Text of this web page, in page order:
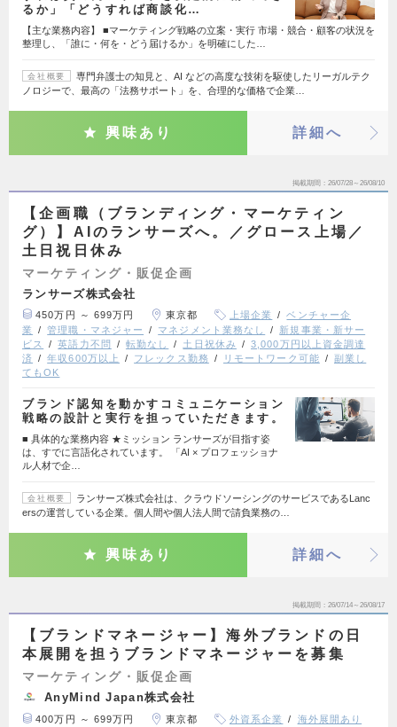
るか」「どうすれば商談化…
【主な業務内容】 ■マーケティング戦略の立案・実行 市場・競合・顧客の状況を
整理し、「誰に・何を・どう届けるか」を明確にした…
会社概要
専門弁護士の知見と、AI などの高度な技術を駆使したリーガルテク
ノロジーで、最高の「法務サポート」を、合理的な価格で企業…
興味あり 詳細へ
掲載期間 26/07/28～26/08/10
【企画職（ブランディング・マーケティン
グ）】AIのランサーズへ。／グロース上場／
土日祝日休み
マーケティング・販促企画
ランサーズ株式会社
450万円 ～ 699万円 東京都 上場企業
ベンチャー企
業
管理職・マネジャー マネジメント業務なし
新規事業・新サー
ビス
英語力不問 転勤なし 土日祝休み
3,000万円以上資金調達
済
年収600万以上 フレックス勤務 リモートワーク可能
副業し
てもOK
ブランド認知を動かすコミュニケーション
戦略の設計と実行を担っていただきます。
■ 具体的な業務内容 ★ミッション ランサーズが目指す姿
は、すでに言語化されています。 「AI × プロフェッショナ
ル人材で企…
会社概要
ランサーズ株式会社は、クラウドソーシングのサービスであるLanc
ersの運営している企業。個人間や個人法人間で請負業務の…
興味あり 詳細へ
掲載期間 26/07/14～26/08/17
【ブランドマネージャー】海外ブランドの日
本展開を担うブランドマネージャーを募集
マーケティング・販促企画
AnyMind Japan株式会社
400万円 ～ 699万円 東京都 外資系企業
海外展開あり